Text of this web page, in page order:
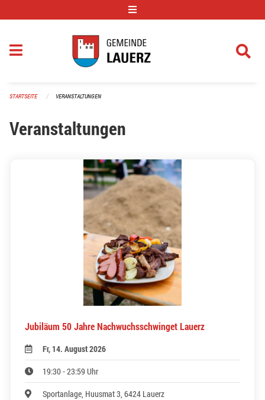
STARTSEITE VERANSTALTUNGEN
Veranstaltungen
Jubiläum 50 Jahre Nachwuchsschwinget Lauerz
Fr, 14. August 2026
19:30 - 23:59 Uhr
Sportanlage, Huusmat 3, 6424 Lauerz